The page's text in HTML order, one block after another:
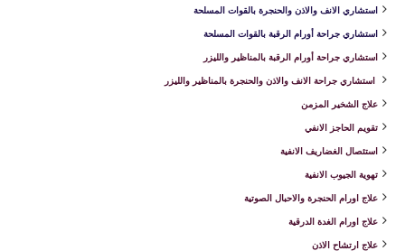
استشاري الانف والاذن والحنجرة بالقوات المسلحة
استشاري جراحة أورام الرقبة بالقوات المسلحة
استشاري جراحة أورام الرقبة بالمناظير والليزر
استشاري جراحة الانف والاذن والحنجرة بالمناظير والليزر
علاج الشخير المزمن
تقويم الحاجز الانفي
استئصال الغضاريف الانفية
تهوية الجيوب الانفية
علاج اورام الحنجرة والاحبال الصوتية
علاج اورام الغدة الدرقية
علاج ارتشاح الاذن